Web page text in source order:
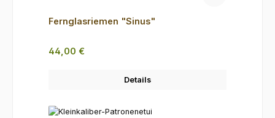
Fernglasriemen "Sinus"
Regulärer Preis:
44,00 €
Details